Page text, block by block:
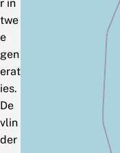
r in
twe
e
gen
erat
ies.
De
vlin
der